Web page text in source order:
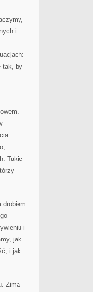
i
tak, by
Takie
drobiem
i
jak
i jak
Zimą